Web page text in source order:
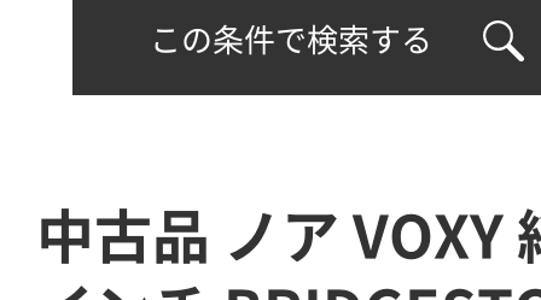
この条件で検索する
中古品 ノア VOXY